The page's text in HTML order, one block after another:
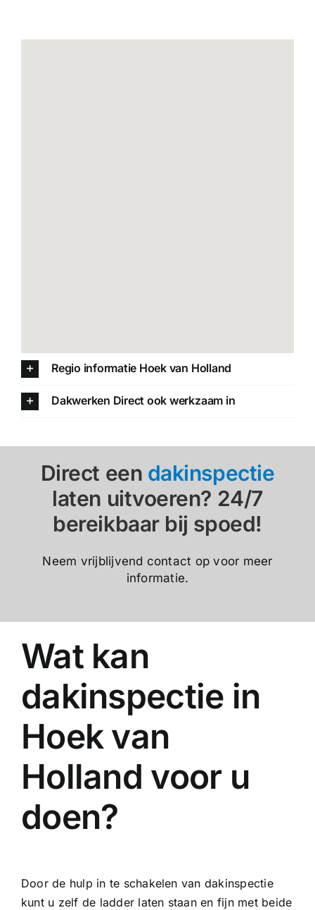
Regio informatie Hoek van Holland
Dakwerken Direct ook werkzaam in
Direct een dakinspectie
laten uitvoeren? 24/7
bereikbaar bij spoed!
Neem vrijblijvend contact op voor meer
informatie.
Wat kan
dakinspectie in
Hoek van
Holland voor u
doen?
Door de hulp in te schakelen van dakinspectie
kunt u zelf de ladder laten staan en fijn met beide